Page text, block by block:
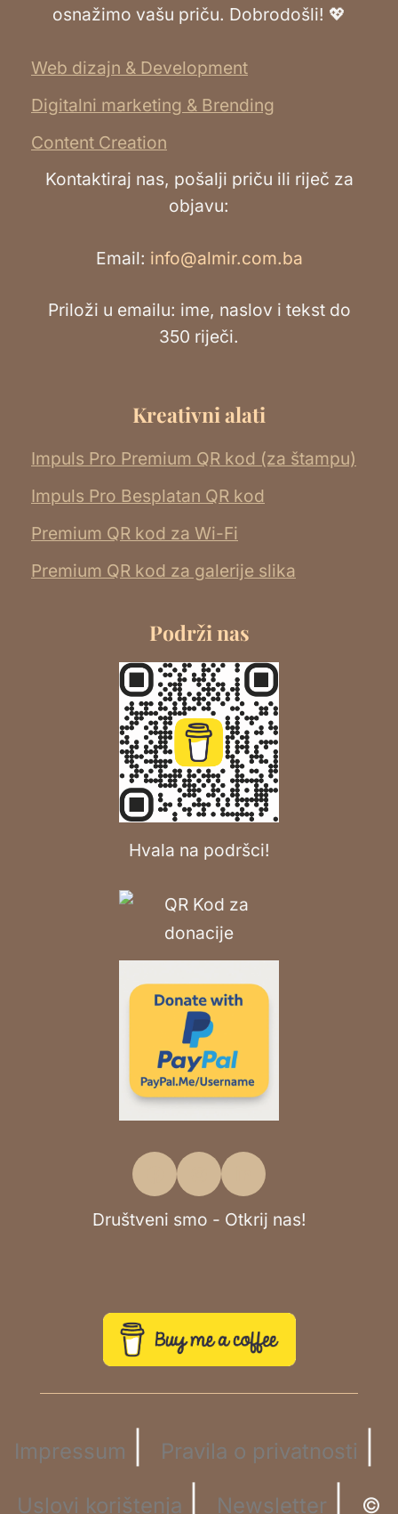
osnažimo vašu priču. Dobrodošli! 💖
Web dizajn & Development
Digitalni marketing & Brending
Content Creation
Kontaktiraj nas, pošalji priču ili riječ za
objavu:
Email: info@almir.com.ba
Priloži u emailu: ime, naslov i tekst do
350 riječi.
Kreativni alati
Impuls Pro Premium QR kod (za štampu)
Impuls Pro Besplatan QR kod
Premium QR kod za Wi-Fi
Premium QR kod za galerije slika
Podrži nas
Hvala na podršci!
Društveni smo - Otkrij nas!
Impressum Pravila o privatnosti
Uslovi korištenja Newsletter ©